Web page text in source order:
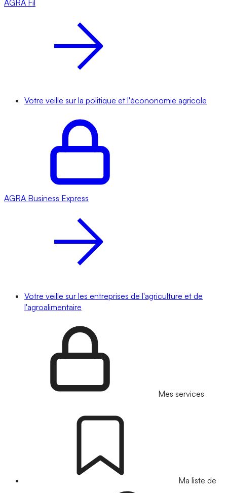
AGRA Fil
Votre veille sur la politique et l'écononomie agricole
AGRA Business Express
Votre veille sur les entreprises de l'agriculture et de
l'agroalimentaire
Mes services
Ma liste de